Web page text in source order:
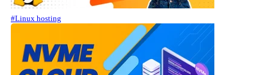
#Linux hosting